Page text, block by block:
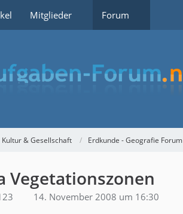
Mitglieder Forum
Kultur & Gesellschaft Erdkunde - Geografie Forum
Vegetationszonen
14. November 2008 um 16:30